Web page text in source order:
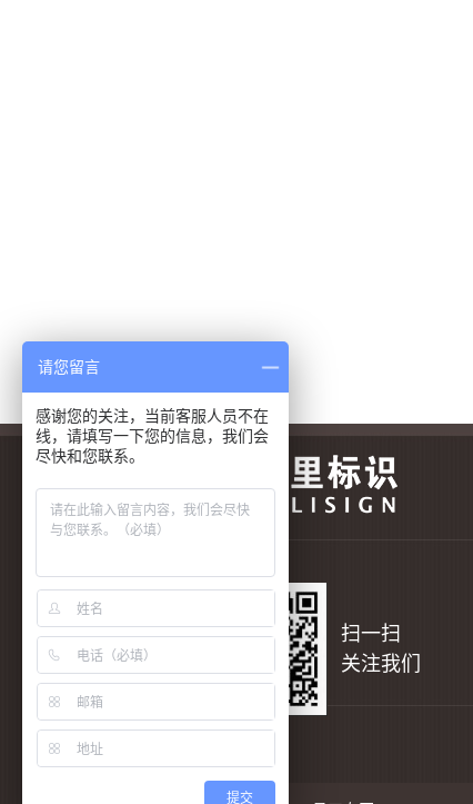
扫一扫
关注我们
请您留言
感谢您的关注，当前客服人员不在
线，请填写一下您的信息，我们会
尽快和您联系。
提交